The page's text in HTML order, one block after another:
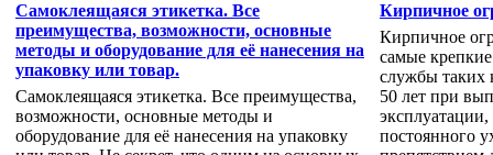
Самоклеящаяся этикетка. Все
преимущества, возможности, основные
методы и оборудование для её нанесения на
упаковку или товар.
Самоклеящаяся этикетка. Все преимущества,
возможности, основные методы и
оборудование для её нанесения на упаковку
Кирпичное
Кирпичное
самые
службы таких
50 лет при
постоянного